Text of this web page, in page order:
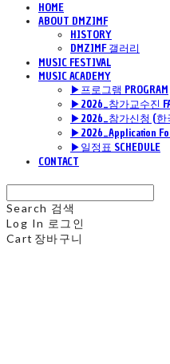
HOME
ABOUT DMZIMF
HISTORY
DMZIMF 갤러리
MUSIC FESTIVAL
MUSIC ACADEMY
▶프로그램 PROGRAM
▶2026_참가교수진
▶2026_참가신청 (한
▶2026_Application
▶일정표 SCHEDULE
CONTACT
Search 검색
Log In 로그인
Cart 장바구니